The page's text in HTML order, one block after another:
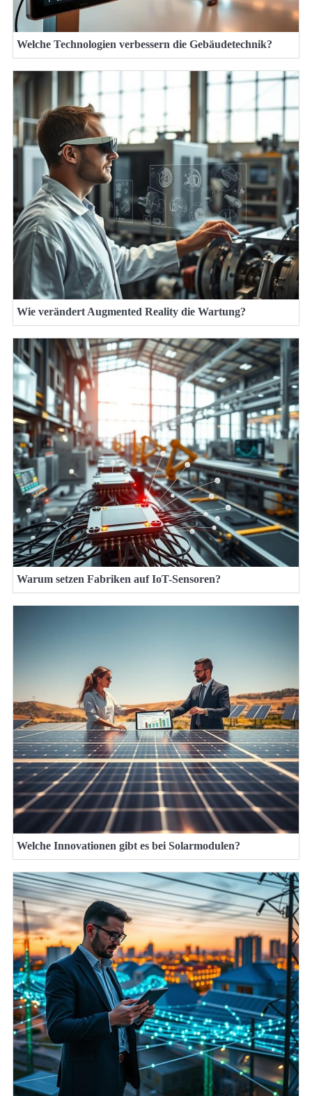
Welche Technologien verbessern die Gebäudetechnik?
Wie verändert Augmented Reality die Wartung?
Warum setzen Fabriken auf IoT-Sensoren?
Welche Innovationen gibt es bei Solarmodulen?